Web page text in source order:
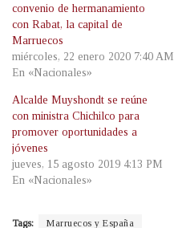
convenio de hermanamiento
con Rabat, la capital de
Marruecos
miércoles, 22 enero 2020 7:40 AM
En «Nacionales»
Alcalde Muyshondt se reúne
con ministra Chichilco para
promover oportunidades a
jóvenes
jueves, 15 agosto 2019 4:13 PM
En «Nacionales»
Tags: Marruecos y España